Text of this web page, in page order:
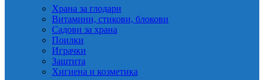
Храна за глодари
Витамини, стикови, блокови
Садови за храна
Поилки
Играчки
Заштита
Хигиена и козметика